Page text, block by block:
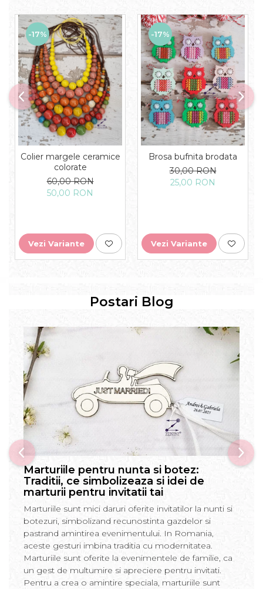
-17%
Colier margele ceramice
colorate
60,00 RON
50,00 RON
Vezi Variante
-17%
Brosa bufnita brodata
30,00 RON
25,00 RON
Vezi Variante
Postari Blog
Marturiile pentru nunta si botez:
Traditii, ce simbolizeaza si idei de
marturii pentru invitatii tai
Marturiile sunt mici daruri oferite invitatilor la nunti si
botezuri, simbolizand recunostinta gazdelor si
pastrand amintirea evenimentului. In Romania,
aceste gesturi imbina traditia cu modernitatea.
Marturiile sunt oferite la evenimentele de familie, ca
un gest de multumire si apreciere pentru invitati.
Pentru a crea o amintire speciala, marturiile sunt